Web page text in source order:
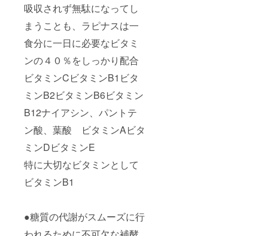
吸収されず無駄になってし
まうことも、ラピナスは一
食分に一日に必要なビタミ
ンの４０％をしっかり配合
ビタミンCビタミンB1ビタ
ミンB2ビタミンB6ビタミン
B12ナイアシン、パントテ
ン酸、葉酸 ビタミンAビタ
ミンDビタミンE
特に大切なビタミンとして
ビタミンB1
●糖質の代謝がスムーズに行